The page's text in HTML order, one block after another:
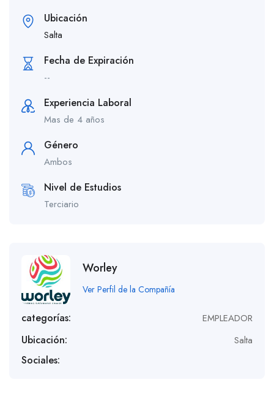
Ubicación
Salta
Fecha de Expiración
--
Experiencia Laboral
Mas de 4 años
Género
Ambos
Nivel de Estudios
Terciario
Worley
Ver Perfil de la Compañía
categorías: EMPLEADOR
Ubicación: Salta
Sociales: